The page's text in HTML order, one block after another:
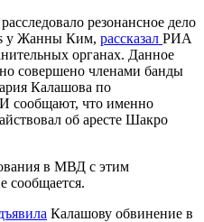
резонансное дело
у Жанны Ким, рассказал РИА
органах. Данное
совершено членами банды
Калашова по
что именно
об аресте Шакро
в МВД с этим
сообщается.
Калашову обвинение в